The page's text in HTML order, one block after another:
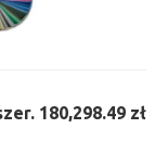
180,298.49 zł